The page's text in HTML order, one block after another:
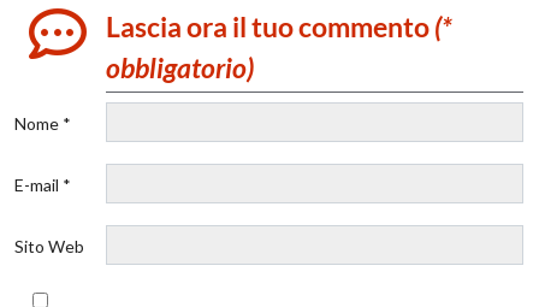
Lascia ora il tuo commento(*
obbligatorio)
Nome *
E-mail *
Sito Web